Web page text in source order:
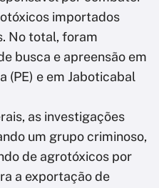
importados
No total, foram
busca e apreensão em
(PE) e em Jaboticabal
as investigações
um grupo criminoso,
de agrotóxicos por
a exportação de